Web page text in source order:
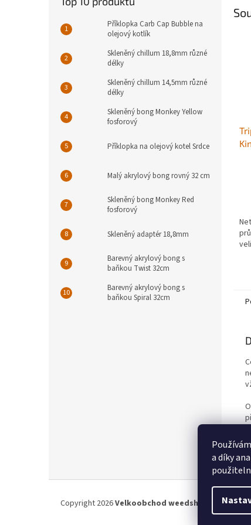
a díky
Příklopka Carb Cap Bubble na
olejový kotlík
Skleněný chillum 18,8mm různé
délky
Skleněný chillum 14,5mm různé
délky
Skleněný bong Monkey Yellow
fosforový
Příklopka na olejový kotel Srdce
Malý akrylový bong rovný 32 cm
Skleněný bong Monkey Red
fosforový
Skleněný adaptér 18,8mm
Barevný akrylový bong s
baňkou Twist 32cm
Barevný akrylový bong s
baňkou Spiral 32cm
Copyright 2026Velkoobchod weedshop.cz .